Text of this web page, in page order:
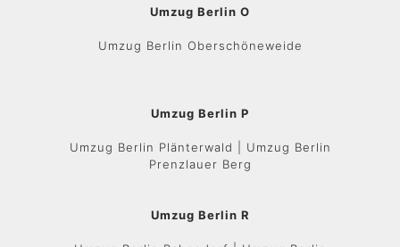
Umzug Berlin O
Umzug Berlin Oberschöneweide
Umzug Berlin P
Umzug Berlin Plänterwald | Umzug Berlin
Prenzlauer Berg
Umzug Berlin R